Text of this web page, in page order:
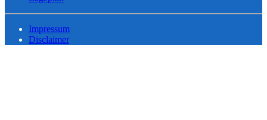
Impressum
Disclaimer